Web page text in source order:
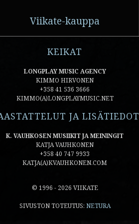
Viikate-kauppa
KEIKAT
LONGPLAY MUSIC AGENCY
KIMMO HIRVONEN
+358 41 536 3666
KIMMO(A)LONGPLAYMUSIC.NET
JA LISÄTIEDOT
K. VAUHKOSEN MUSIIKIT JA MEININGIT
KATJA VAUHKONEN
+358 40 747 9933
KATJA(A)KVAUHKONEN.COM
© 1996 - 2026 VIIKATE
SIVUSTON TOTEUTUS: NETURA